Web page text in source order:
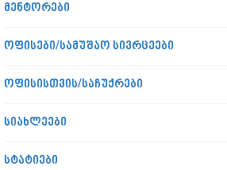
მენტორები
ოფისები/სამუშაო სივრცეები
ოფისისთვის/საჩუქრები
სიახლეები
სტატიები